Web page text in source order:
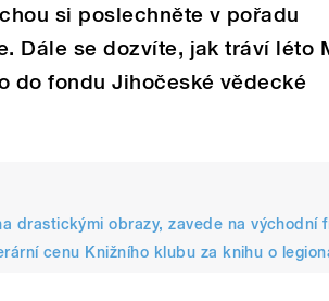
si poslechněte v pořadu
Dále se dozvíte, jak tráví léto
do fondu Jihočeské vědecké
drastickými obrazy, zavede na východní
cenu Knižního klubu za knihu o